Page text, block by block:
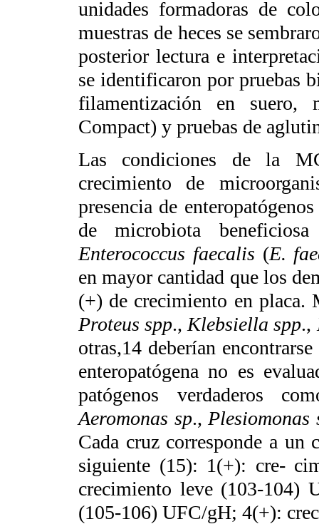
unidades formadoras de
muestras de heces se
posterior lectura e
se identificaron por pruebas
filamentización en suero,
Compact) y pruebas de
Las condiciones de la
crecimiento de
presencia de
de microbiota
Enterococcus faecalis (E.
en mayor cantidad que los
(+) de crecimiento en placa.
Proteus spp., Klebsiella spp.,
otras,14 deberían
enteropatógena no es
patógenos verdaderos
Aeromonas sp., Plesiomonas
Cada cruz corresponde a un
siguiente (15): 1(+): cre-
crecimiento leve (103-104)
(105-106) UFC/gH; 4(+):